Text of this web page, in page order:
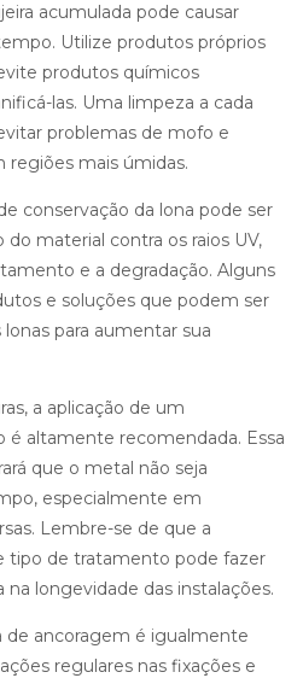
acumulada pode causar
Utilize produtos próprios
produtos químicos
las. Uma limpeza a cada
problemas de mofo e
mais úmidas.
conservação da lona pode ser
material contra os raios UV,
e a degradação. Alguns
e soluções que podem ser
para aumentar sua
a aplicação de um
altamente recomendada. Essa
que o metal não seja
especialmente em
Lembre-se de que a
tipo de tratamento pode fazer
longevidade das instalações.
ancoragem é igualmente
regulares nas fixações e